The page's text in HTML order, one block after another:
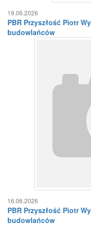
19.06.2026
PBR Przyszłość Piotr
budowlańców
16.06.2026
PBR Przyszłość Piotr
budowlańców